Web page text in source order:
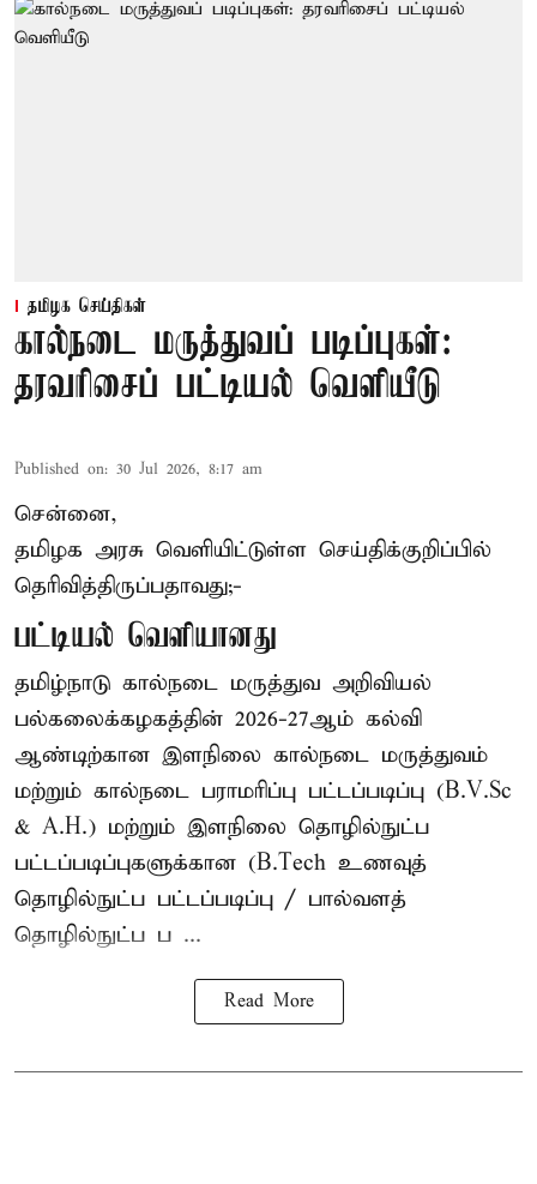
தமிழக செய்திகள்
கால்நடை மருத்துவப் படிப்புகள்:
தரவரிசைப் பட்டியல் வெளியீடு
Published on: 30 Jul 2026, 8:17 am
சென்னை,
தமிழக அரசு வெளியிட்டுள்ள செய்திக்குறிப்பில்
தெரிவித்திருப்பதாவது;-
பட்டியல் வெளியானது
தமிழ்நாடு கால்நடை மருத்துவ அறிவியல்
பல்கலைக்கழகத்தின் 2026-27ஆம் கல்வி
ஆண்டிற்கான இளநிலை கால்நடை மருத்துவம்
மற்றும் கால்நடை பராமரிப்பு பட்டப்படிப்பு (B.V.Sc
& A.H.) மற்றும் இளநிலை தொழில்நுட்ப
பட்டப்படிப்புகளுக்கான (B.Tech உணவுத்
தொழில்நுட்ப பட்டப்படிப்பு / பால்வளத்
தொழில்நுட்ப ப ...
Read More